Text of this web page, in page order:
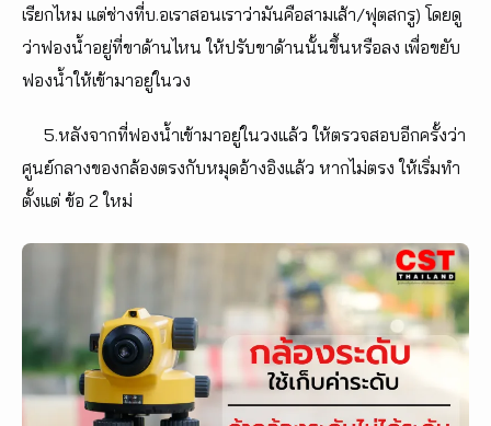
เรียกไหม แต่ช่างที่บ.อเราสอนเราว่ามันคือสามเส้า/ฟุตสกรู) โดยดู
ว่าฟองน้ำอยู่ที่ขาด้านไหน ให้ปรับขาด้านนั้นขึ้นหรือลง เพื่อขยับ
ฟองน้ำให้เข้ามาอยู่ในวง
5.หลังจากที่ฟองน้ำเข้ามาอยู่ในวงแล้ว ให้ตรวจสอบอีกครั้งว่า
ศูนย์กลางของกล้องตรงกับหมุดอ้างอิงแล้ว หากไม่ตรง ให้เริ่มทำ
ตั้งแต่ ข้อ 2 ใหม่